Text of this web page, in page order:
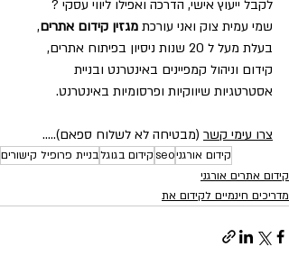
לקבל ייעוץ אישי, הדרכה ואפילו ליווי עסקי ?
שמי עמית צוק ואני עורכת מגזין קידום אתרים,
בעלת מעל ל 20 שנות ניסיון בפיתוח אתרים,
קידום וניהול קמפיינים באינטרנט ובניית
אסטרטגיות שיווקיות ופרסומיות באינטרנט.
צרו עימי קשר (מבטיחה לא לשלוח ספאם).....
קידום אורגניseo קידום בגוגלבניית פרופיל קישורים
קידום אתרים אורגני
מדריכים חינמיים לקידום את